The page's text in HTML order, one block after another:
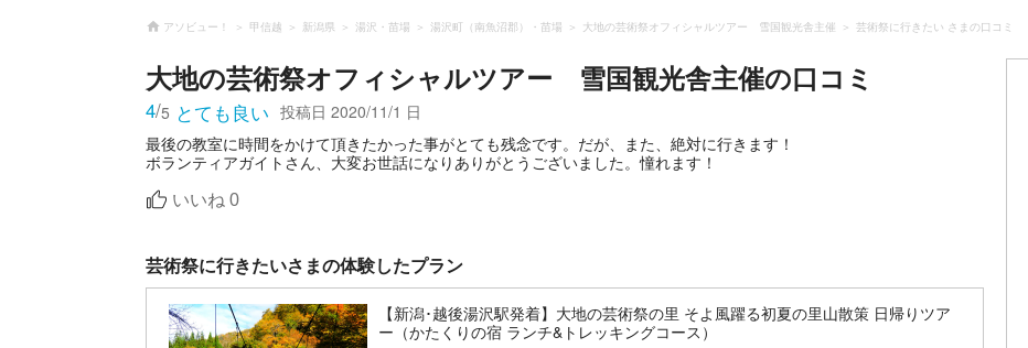
アソビュー！ 甲信越 新潟県 湯沢・苗場 湯沢町（南魚沼郡）・苗場 大地の芸術祭オフィシャルツアー 雪国観光舎主催 芸術祭に行きたい さまの口コミ
大地の芸術祭オフィシャルツアー 雪国観光舎主催の口コミ
4/5 とても良い 投稿日 2020/11/1 日
最後の教室に時間をかけて頂きたかった事がとても残念です。だが、また、絶対に行きます！
ボランティアガイトさん、大変お世話になりありがとうございました。憧れます！
いいね 0
芸術祭に行きたいさまの体験したプラン
【新潟･越後湯沢駅発着】大地の芸術祭の里 そよ風躍る初夏の里山散策 日帰りツア
ー（かたくりの宿 ランチ&トレッキングコース）